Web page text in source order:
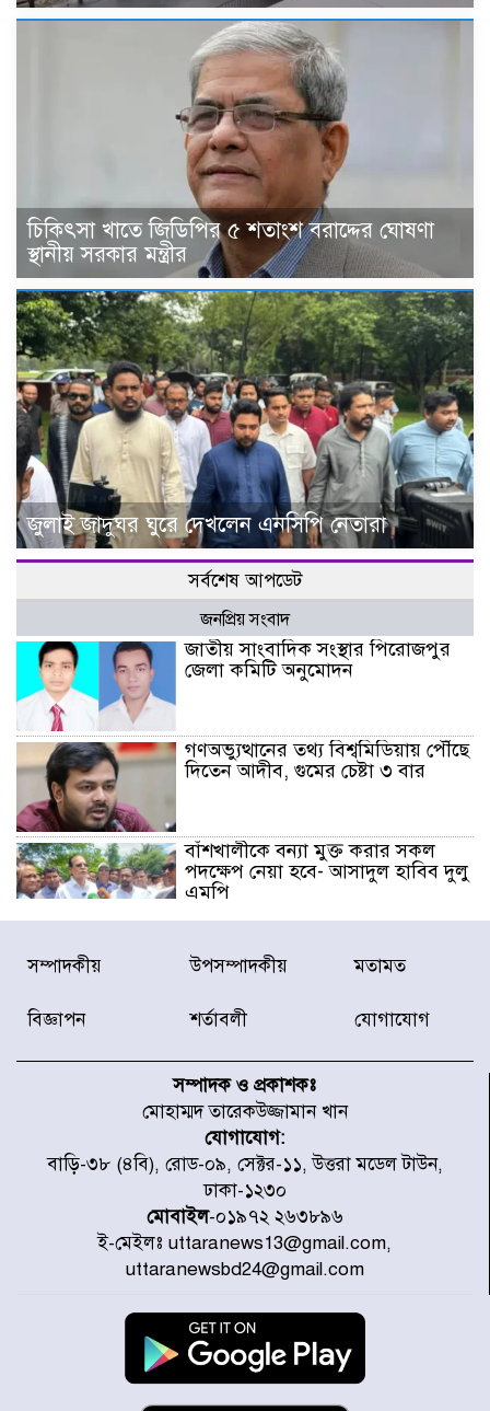
চিকিৎসা খাতে জিডিপির ৫ শতাংশ বরাদ্দের ঘোষণা
স্থানীয় সরকার মন্ত্রীর
জুলাই জাদুঘর ঘুরে দেখলেন এনসিপি নেতারা
সর্বশেষ আপডেট
জনপ্রিয় সংবাদ
জাতীয় সাংবাদিক সংস্থার পিরোজপুর
জেলা কমিটি অনুমোদন
গণঅভ্যুত্থানের তথ্য বিশ্বমিডিয়ায় পৌঁছে
দিতেন আদীব, গুমের চেষ্টা ৩ বার
বাঁশখালীকে বন্যা মুক্ত করার সকল
পদক্ষেপ নেয়া হবে- আসাদুল হাবিব দুলু
এমপি
বিদ্যুৎ-জ্বালানি খাতে অস্থিরতা তৈরির
চেষ্টা করছে একটি চক্র : প্রধানমন্ত্রী
৫ আহত, চীনে বন্দর বন্ধ
চিকিৎসা খাতে জিডিপির ৫ শতাংশ
বরাদ্দের ঘোষণা স্থানীয় সরকার মন্ত্রীর
জুলাই জাদুঘর ঘুরে দেখলেন এনসিপি
নেতারা
যুক্তরাষ্ট্রে দাবানল নেভাতে গিয়ে
হেলিকপ্টার বিধ্বস্ত, নিহত ১
সম্পাদকীয় উপসম্পাদকীয় মতামত
বিজ্ঞাপন শর্তাবলী যোগাযোগ
সম্পাদক ও প্রকাশকঃ
মোহাম্মদ তারেকউজ্জামান খান
যোগাযোগ:
বাড়ি-৩৮ (৪বি), রোড-০৯, সেক্টর-১১, উত্তরা মডেল টাউন,
ঢাকা-১২৩০
মোবাইল-০১৯৭২ ২৬৩৮৯৬
ই-মেইলঃ uttaranews13@gmail.com,
uttaranewsbd24@gmail.com